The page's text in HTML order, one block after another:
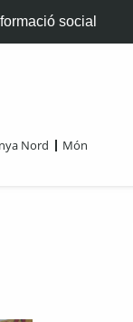
social
Nord Món